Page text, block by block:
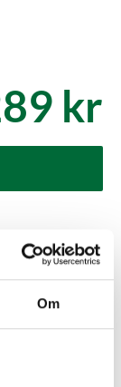
Om
kr
extra fast